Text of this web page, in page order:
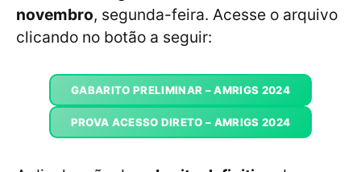
novembro, segunda-feira. Acesse o arquivo
clicando no botão a seguir:
GABARITO PRELIMINAR – AMRIGS 2024
PROVA ACESSO DIRETO – AMRIGS 2024